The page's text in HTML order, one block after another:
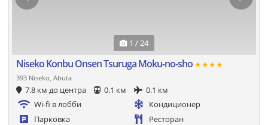
1 / 24
Niseko Konbu Onsen Tsuruga Moku-no-sho ★★★★
393 Niseko, Abuta
7.8 км до центра 0.1 км
0.1 км
Wi-fi в лобби
Кондиционер
Парковка
Ресторан